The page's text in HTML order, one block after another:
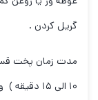
گریل کردن .
مدت زمان پخت
۱۰ الی ۱۵